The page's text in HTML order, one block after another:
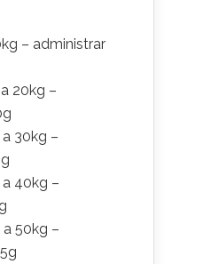
– administrar
20kg –
30kg –
40kg –
50kg –